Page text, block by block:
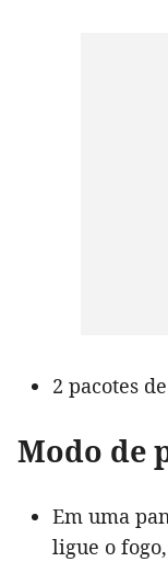
2 pacotes
Modo de
Em uma
ligue o